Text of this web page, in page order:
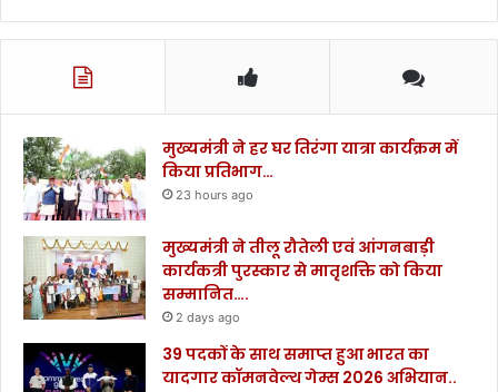
र्र
मुख्यमंत्री ने हर घर तिरंगा यात्रा कार्यक्रम में
किया प्रतिभाग…
23 hours ago
मुख्यमंत्री ने तीलू रौतेली एवं आंगनबाड़ी
कार्यकत्री पुरस्कार से मातृशक्ति को किया
सम्मानित….
2 days ago
39 पदकों के साथ समाप्त हुआ भारत का
यादगार कॉमनवेल्थ गेम्स 2026 अभियान..